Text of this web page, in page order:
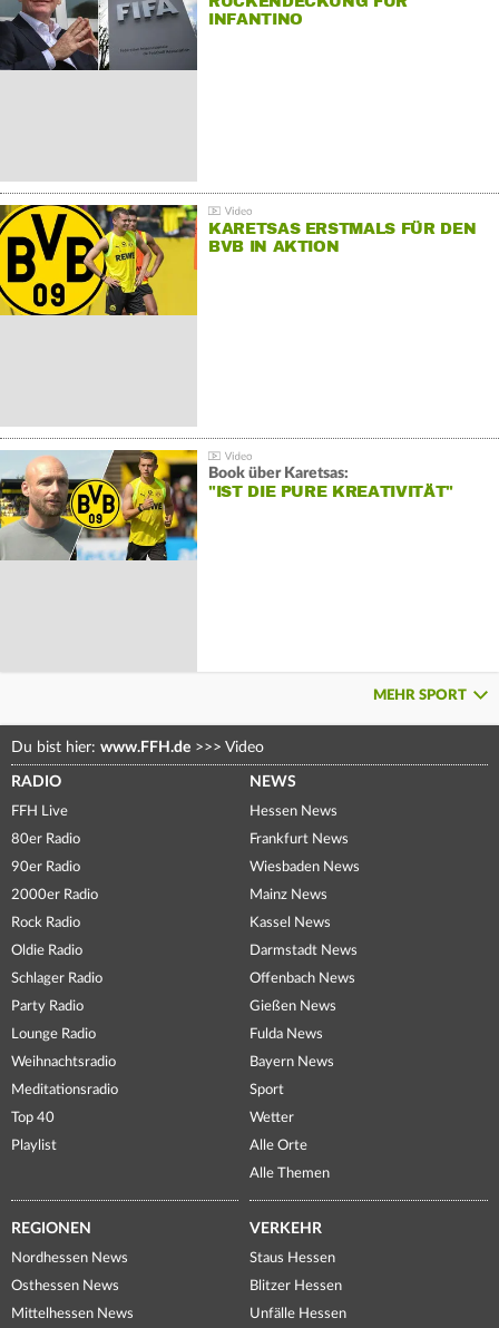
INFANTINO
KARETSAS ERSTMALS FÜR DEN
BVB IN AKTION
Book über Karetsas:
"IST DIE PURE KREATIVITÄT"
MEHR SPORT
Du bist hier: www.FFH.de >>> Video
RADIO
FFH Live
80er Radio
90er Radio
2000er Radio
Rock Radio
Oldie Radio
Schlager Radio
Party Radio
Lounge Radio
Weihnachtsradio
Meditationsradio
Top 40
Playlist
NEWS
Hessen News
Frankfurt News
Wiesbaden News
Mainz News
Kassel News
Darmstadt News
Offenbach News
Gießen News
Fulda News
Bayern News
Sport
Wetter
Alle Orte
Alle Themen
REGIONEN
Nordhessen News
Osthessen News
Mittelhessen News
VERKEHR
Staus Hessen
Blitzer Hessen
Unfälle Hessen